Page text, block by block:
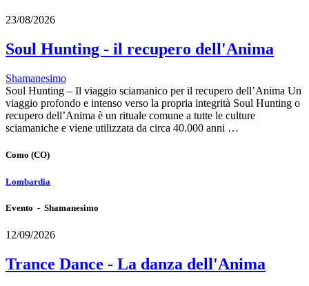
23/08/2026
Soul Hunting - il recupero dell'Anima
Shamanesimo
Soul Hunting – Il viaggio sciamanico per il recupero dell’Anima Un
viaggio profondo e intenso verso la propria integrità Soul Hunting o
recupero dell’Anima è un rituale comune a tutte le culture
sciamaniche e viene utilizzata da circa 40.000 anni …
Como (CO)
Lombardia
Evento - Shamanesimo
12/09/2026
Trance Dance - La danza dell'Anima